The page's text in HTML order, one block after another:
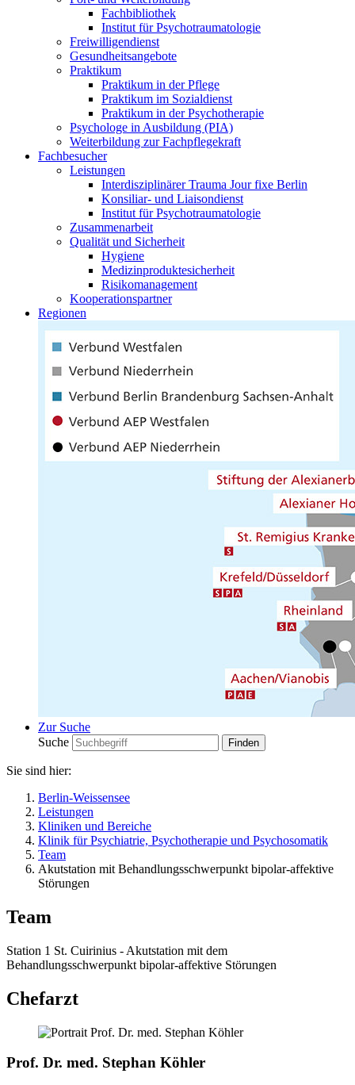
Fachbibliothek
Institut für Psychotraumatologie
Freiwilligendienst
Gesundheitsangebote
Praktikum
Praktikum in der Pflege
Praktikum im Sozialdienst
Praktikum in der Psychotherapie
Psychologe in Ausbildung (PIA)
Weiterbildung zur Fachpflegekraft
Fachbesucher
Leistungen
Interdisziplinärer Trauma Jour fixe Berlin
Konsiliar- und Liaisondienst
Institut für Psychotraumatologie
Zusammenarbeit
Qualität und Sicherheit
Hygiene
Medizinproduktesicherheit
Risikomanagement
Kooperationspartner
Regionen
Zur Suche
Suche
Sie sind hier:
Berlin-Weissensee
Leistungen
Kliniken und Bereiche
Klinik für Psychiatrie, Psychotherapie und Psychosomatik
Team
Akutstation mit Behandlungsschwerpunkt bipolar-affektive
Störungen
Team
Station 1 St. Cuirinius - Akutstation mit dem
Behandlungsschwerpunkt bipolar-affektive Störungen
Chefarzt
Prof. Dr. med. Stephan Köhler